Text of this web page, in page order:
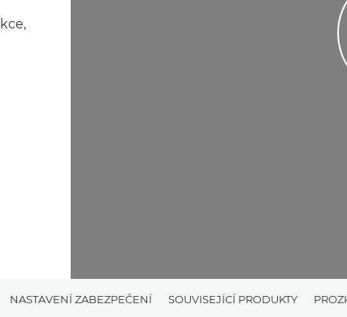
NASTAVENÍ ZABEZPEČENÍ SOUVISEJÍCÍ PRODUKTY